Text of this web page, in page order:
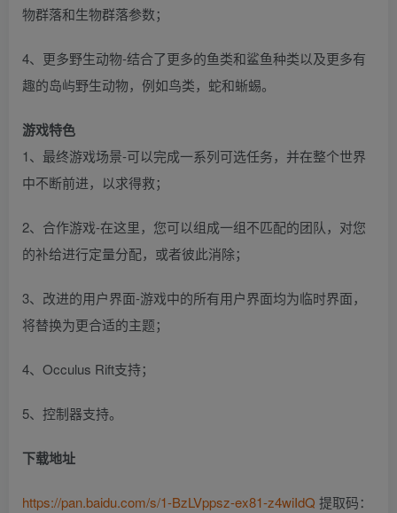
物群落和生物群落参数；
4、更多野生动物-结合了更多的鱼类和鲨鱼种类以及更多有
趣的岛屿野生动物，例如鸟类，蛇和蜥蜴。
​​​游戏特色
1、最终游戏场景-可以完成一系列可选任务，并在整个世界
中不断前进，以求得救；
2、合作游戏-在这里，您可以组成一组不匹配的团队，对您
的补给进行定量分配，或者彼此消除；
3、改进的用户界面-游戏中的所有用户界面均为临时界面，
将替换为更合适的主题；
4、Occulus Rift支持；
5、控制器支持。
下载地址
https://pan.baidu.com/s/1-BzLVppsz-ex81-z4wiIdQ 提取码：